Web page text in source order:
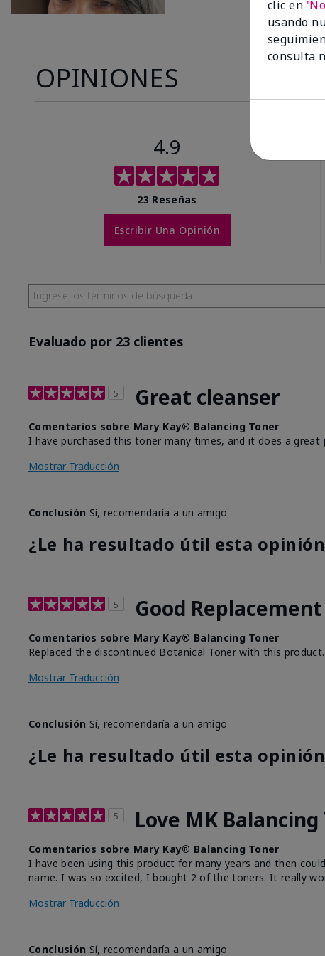
OPINIONES
4.9
23 Reseñas
Escribir Una Opinión
Evaluado por 23 clientes
5 Great cleanser
Comentarios sobre Mary Kay® Balancing Toner
I have purchased this toner many times, and it does a
Mostrar Traducción
Conclusión Sí, recomendaría a un amigo
¿Le ha resultado útil esta
5 Good Replacement
Comentarios sobre Mary Kay® Balancing Toner
Replaced the discontinued Botanical Toner with this
Mostrar Traducción
Conclusión Sí, recomendaría a un amigo
¿Le ha resultado útil esta
5 Love MK Balancing
Comentarios sobre Mary Kay® Balancing Toner
I have been using this product for many years and then
name. I was so excited, I bought 2 of the toners. It really
Mostrar Traducción
Conclusión Sí, recomendaría a un amigo
clic en
usando
consulta